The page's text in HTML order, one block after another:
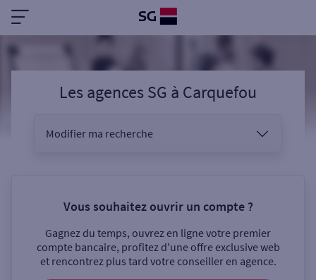
Les agences SG à Carquefou
Modifier ma recherche
Sélectionnez votre recherche
Vous souhaitez ouvrir un compte ?
Gagnez du temps, ouvrez en ligne votre premier
compte bancaire, profitez d'une offre exclusive web
et rencontrez plus tard votre conseiller en agence.